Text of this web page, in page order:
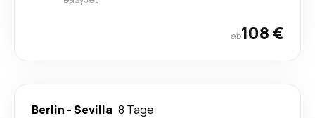
ab108 €
Berlin -Sevilla 8 Tage